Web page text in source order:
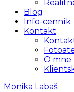
Blog
Info-cenník
Kontakt
O mne
Monika Labaš